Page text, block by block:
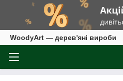
WoodyArt — дерев'яні вироби